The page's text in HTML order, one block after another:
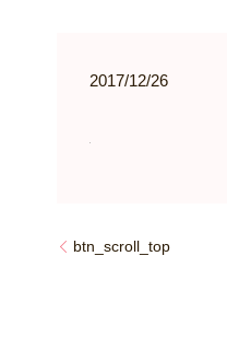
2017/12/26
btn_scroll_top